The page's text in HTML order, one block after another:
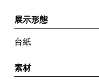
展示形態
台紙
素材